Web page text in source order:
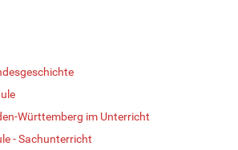
Württemberg im Unterricht
- Sachunterricht